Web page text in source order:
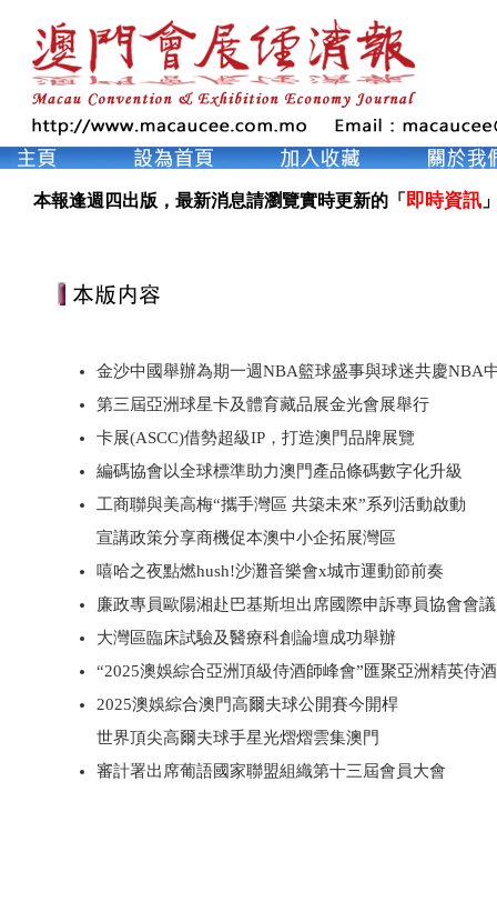
本報逢週四出版，最新消息請瀏覽實時更新的「 即時資訊
金沙中國舉辦為期一週NBA籃球盛事與球迷共慶NBA
第三屆亞洲球星卡及體育藏品展金光會展舉行
卡展(ASCC)借勢超級IP，打造澳門品牌展覽
編碼協會以全球標準助力澳門產品條碼數字化升級
工商聯與美高梅“攜手灣區 共築未來”系列活動啟動
宣講政策分享商機促本澳中小企拓展灣區
嘻哈之夜點燃hush!沙灘音樂會x城市運動節前奏
廉政專員歐陽湘赴巴基斯坦出席國際申訴專員協會會議
大灣區臨床試驗及醫療科創論壇成功舉辦
“2025澳娛綜合亞洲頂級侍酒師峰會”匯聚亞洲精英侍
2025澳娛綜合澳門高爾夫球公開賽今開桿
世界頂尖高爾夫球手星光熠熠雲集澳門
審計署出席葡語國家聯盟組織第十三屆會員大會